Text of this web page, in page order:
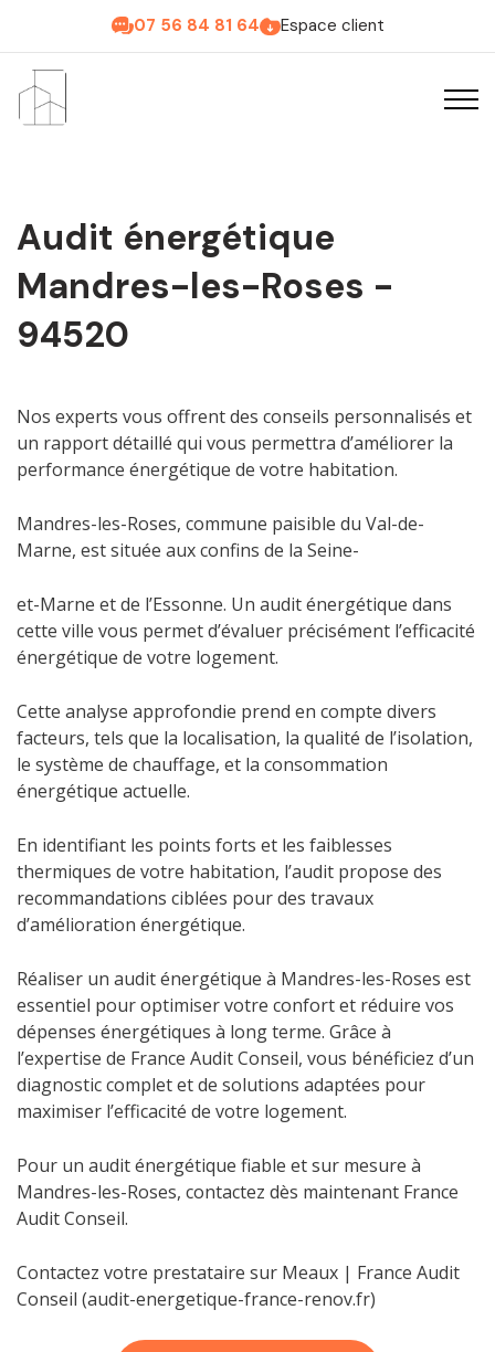
07 56 84 81 64 Espace client
Audit énergétique
Mandres-les-Roses -
94520
Nos experts vous offrent des conseils personnalisés et
un rapport détaillé qui vous permettra d’améliorer la
performance énergétique de votre habitation.
Mandres-les-Roses, commune paisible du Val-de-
Marne, est située aux confins de la Seine-
et-Marne et de l’Essonne. Un audit énergétique dans
cette ville vous permet d’évaluer précisément l’efficacité
énergétique de votre logement.
Cette analyse approfondie prend en compte divers
facteurs, tels que la localisation, la qualité de l’isolation,
le système de chauffage, et la consommation
énergétique actuelle.
En identifiant les points forts et les faiblesses
thermiques de votre habitation, l’audit propose des
recommandations ciblées pour des travaux
d’amélioration énergétique.
Réaliser un audit énergétique à Mandres-les-Roses est
essentiel pour optimiser votre confort et réduire vos
dépenses énergétiques à long terme. Grâce à
l’expertise de France Audit Conseil, vous bénéficiez d’un
diagnostic complet et de solutions adaptées pour
maximiser l’efficacité de votre logement.
Pour un audit énergétique fiable et sur mesure à
Mandres-les-Roses, contactez dès maintenant France
Audit Conseil.
Contactez votre prestataire sur Meaux | France Audit
Conseil (audit-energetique-france-renov.fr)